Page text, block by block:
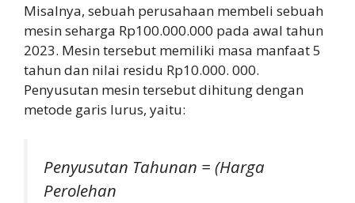
Misalnya, sebuah perusahaan membeli sebuah
mesin seharga Rp100.000.000 pada awal tahun
2023. Mesin tersebut memiliki masa manfaat 5
tahun dan nilai residu Rp10.000. 000.
Penyusutan mesin tersebut dihitung dengan
metode garis lurus, yaitu:
Penyusutan Tahunan = (Harga
Perolehan